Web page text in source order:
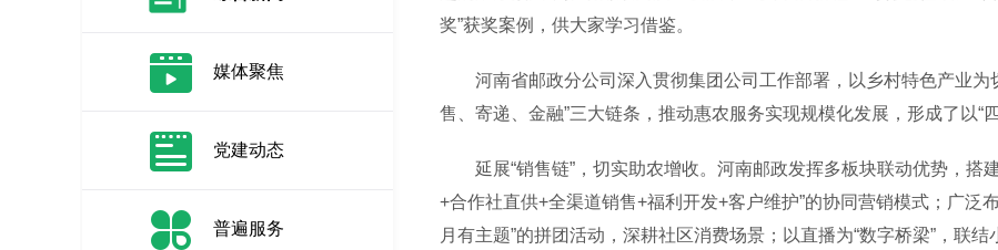
媒体聚焦
党建动态
普遍服务
奖”获奖案例，供大家学习借鉴。
河南省邮政分公司深入贯彻集团公司工作部署，以乡村特色产业为
售、寄递、金融”三大链条，推动惠农服务实现规模化发展，形成了以“四
延展“销售链”，切实助农增收。河南邮政发挥多板块联动优势，搭
+合作社直供+全渠道销售+福利开发+客户维护”的协同营销模式；广泛
月有主题”的拼团活动，深耕社区消费场景；以直播为“数字桥梁”，联